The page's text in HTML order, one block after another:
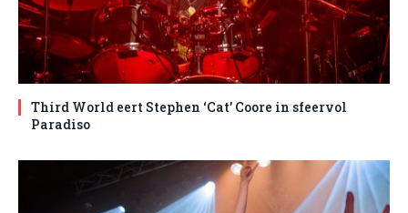
Third World eert Stephen ‘Cat’ Coore in sfeervol
Paradiso